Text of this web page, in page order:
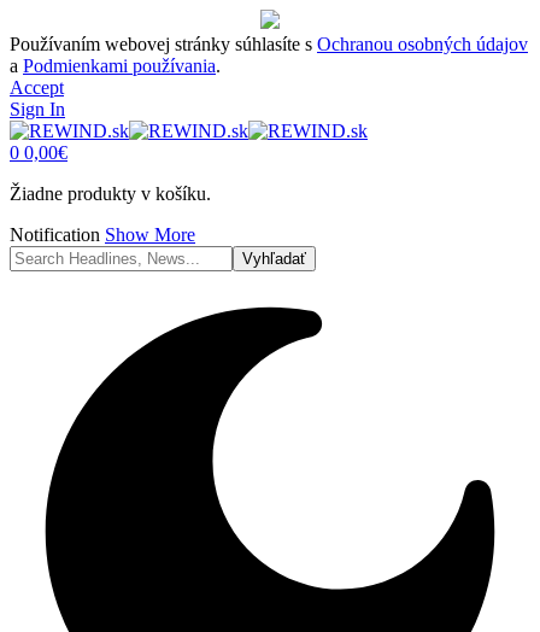
Používaním webovej stránky súhlasíte s Ochranou osobných údajov
a Podmienkami používania.
Accept
Sign In
0 0,00€
Žiadne produkty v košíku.
Notification Show More